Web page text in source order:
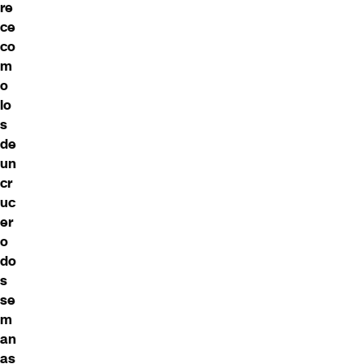
re
ce
co
m
o
lo
s
de
un
cr
uc
er
o
do
s
se
m
an
as